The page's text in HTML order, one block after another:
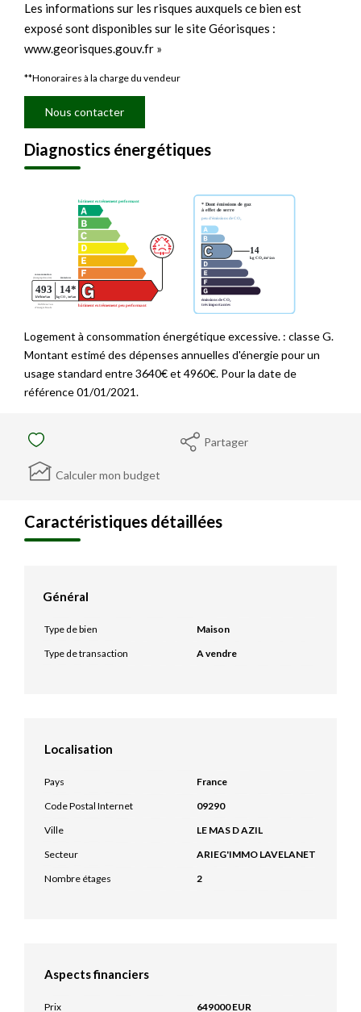
Les informations sur les risques auxquels ce bien est
exposé sont disponibles sur le site Géorisques :
www.georisques.gouv.fr »
**Honoraires à la charge du vendeur
Nous contacter
Diagnostics énergétiques
Logement à consommation énergétique excessive. : classe G.
Montant estimé des dépenses annuelles d'énergie pour un
usage standard entre 3640€ et 4960€. Pour la date de
référence 01/01/2021.
Partager
Calculer mon budget
Caractéristiques détaillées
Général
Type de bien
Maison
Type de transaction
A vendre
Localisation
Pays
France
Code Postal Internet
09290
Ville
LE MAS D AZIL
Secteur
ARIEG'IMMO LAVELANET
Nombre étages
2
Aspects financiers
Prix 649000 EUR